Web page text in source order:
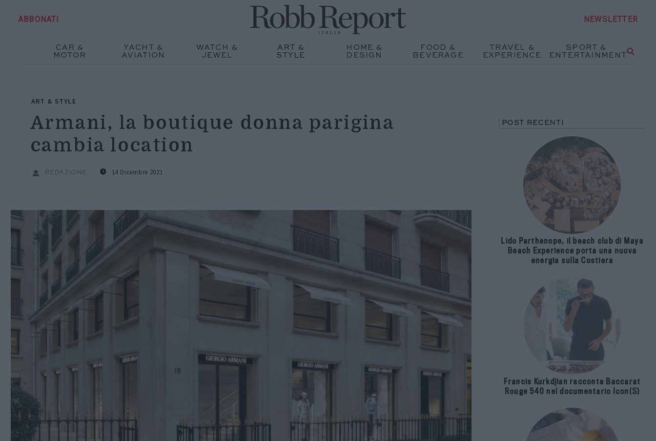
ABBONATI NEWSLETTER
CAR &
MOTOR
YACHT &
AVIATION
WATCH &
JEWEL
ART &
STYLE
HOME &
DESIGN
FOOD &
BEVERAGE
TRAVEL &
EXPERIENCE
SPORT &
ENTERTAINMENT
ART & STYLE
Armani, la boutique donna parigina
cambia location
REDAZIONE 14 Dicembre 2021
POST RECENTI
Lido Parthenope, il beach club di Maya
Beach Experience porta una nuova
energia sulla Costiera
Francis Kurkdjian racconta Baccarat
Rouge 540 nel documentario Icon(S)